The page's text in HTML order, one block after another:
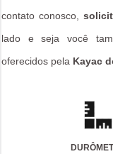
contato conosco,
lado e seja você
oferecidos pela Kayac